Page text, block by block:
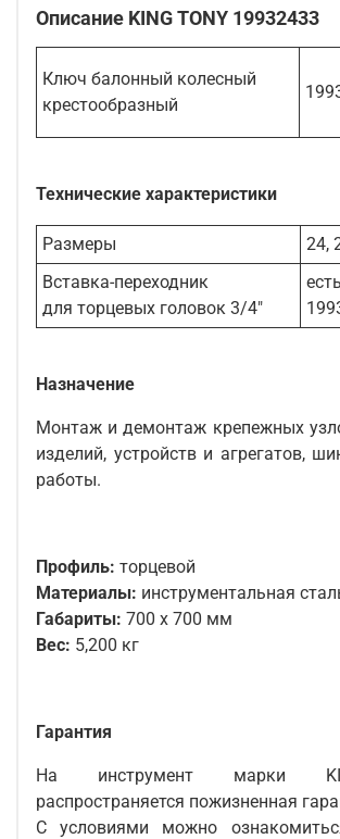
Описание KING TONY 19932433
Ключ балонный колесный
крестообразный
Технические характеристики
Размеры
24,
Вставка-переходник
для торцевых головок 3/4"
Назначение
Монтаж и демонтаж крепежных
изделий, устройств и агрегатов,
работы.
Профиль: торцевой
Материалы: инструментальная
Габариты: 700 х 700 мм
Вес: 5,200 кг
Гарантия
На инструмент марки
распространяется пожизненная
С условиями можно